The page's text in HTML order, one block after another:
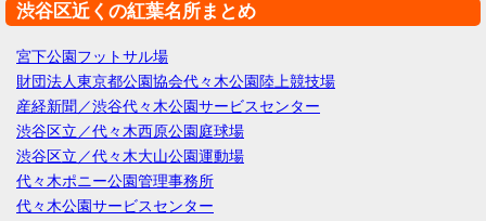
渋谷区近くの紅葉名所まとめ
宮下公園フットサル場
財団法人東京都公園協会代々木公園陸上競技場
産経新聞／渋谷代々木公園サービスセンター
渋谷区立／代々木西原公園庭球場
渋谷区立／代々木大山公園運動場
代々木ポニー公園管理事務所
代々木公園サービスセンター